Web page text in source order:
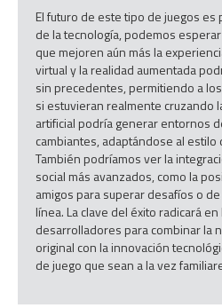
El futuro de este tipo de juegos es
de la tecnología, podemos
que mejoren aún más la
virtual y la realidad aumentada
sin precedentes, permitiendo a
si estuvieran realmente cruzando
artificial podría generar entornos
cambiantes, adaptándose al estilo
También podríamos ver la
social más avanzados, como la
amigos para superar desafíos o
línea. La clave del éxito radicará
desarrolladores para combinar la
original con la innovación
de juego que sean a la vez